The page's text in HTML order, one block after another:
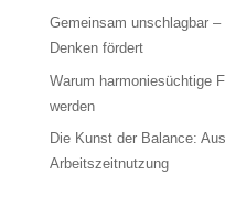
Gemeinsam unschlagbar
Denken fördert
Warum harmoniesüchtige
werden
Die Kunst der Balance:
Arbeitszeitnutzung